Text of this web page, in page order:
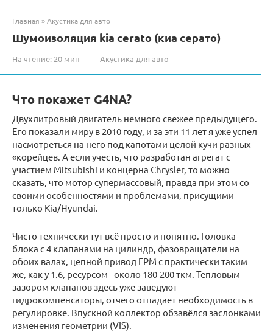
Главная »Акустика для авто
Шумоизоляция kia cerato (киа серато)
На чтение: 20 мин Акустика для авто
Что покажет G4NA?
Двухлитровый двигатель немного свежее предыдущего.
Его показали миру в 2010 году, и за эти 11 лет я уже успел
насмотреться на него под капотами целой кучи разных
«корейцев. А если учесть, что разработан агрегат с
участием Mitsubishi и концерна Chrysler, то можно
сказать, что мотор супермассовый, правда при этом со
своими особенностями и проблемами, присущими
только Kia/Hyundai.
Чисто технически тут всё просто и понятно. Головка
блока с 4 клапанами на цилиндр, фазовращатели на
обоих валах, цепной привод ГРМ с практически таким
же, как у 1.6, ресурсом– около 180-200 ткм. Тепловым
зазором клапанов здесь уже заведуют
гидрокомпенсаторы, отчего отпадает необходимость в
регулировке. Впускной коллектор обзавёлся заслонками
изменения геометрии (VIS).